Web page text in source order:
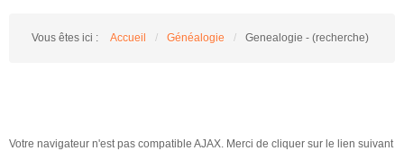
Vous êtes ici : Accueil / Généalogie / Genealogie - (recherche)
Votre navigateur n'est pas compatible AJAX. Merci de cliquer sur le lien suivant